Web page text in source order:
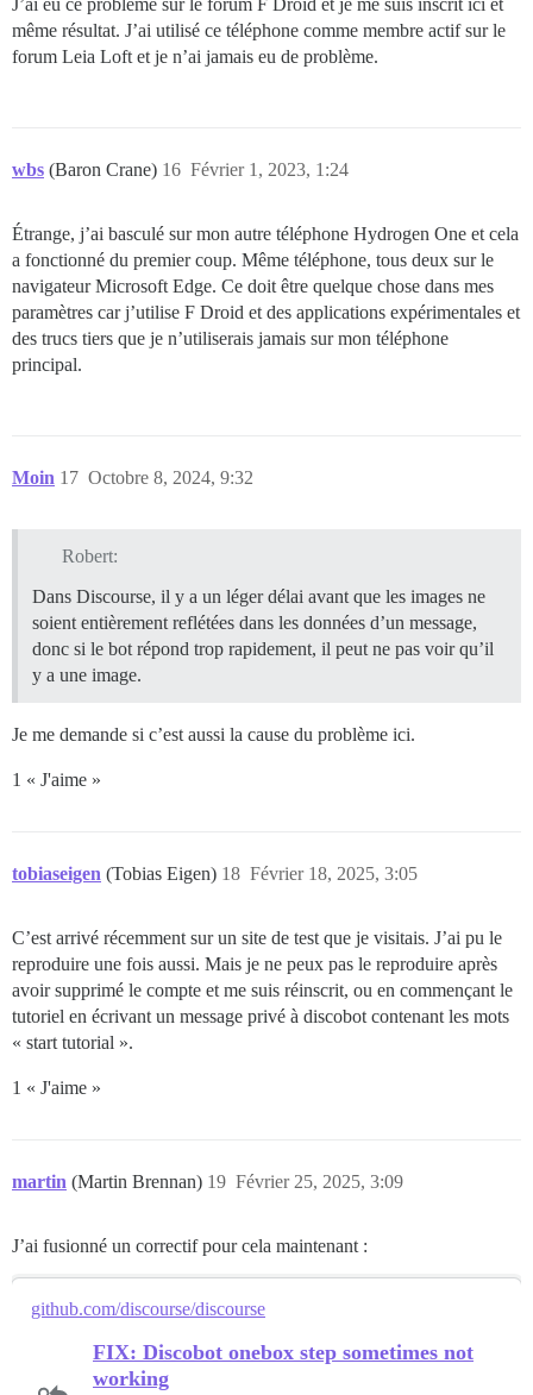
même résultat. J’ai utilisé ce téléphone comme membre actif sur le
forum Leia Loft et je n’ai jamais eu de problème.
wbs (Baron Crane) Février 1, 2023, 1:24
16
Étrange, j’ai basculé sur mon autre téléphone Hydrogen One et cela
a fonctionné du premier coup. Même téléphone, tous deux sur le
navigateur Microsoft Edge. Ce doit être quelque chose dans mes
paramètres car j’utilise F Droid et des applications expérimentales et
des trucs tiers que je n’utiliserais jamais sur mon téléphone
principal.
Moin Octobre 8, 2024, 9:32
17
Robert:
Dans Discourse, il y a un léger délai avant que les images ne
soient entièrement reflétées dans les données d’un message,
donc si le bot répond trop rapidement, il peut ne pas voir qu’il
y a une image.
Je me demande si c’est aussi la cause du problème ici.
1 « J'aime »
tobiaseigen (Tobias Eigen) Février 18, 2025, 3:05
18
C’est arrivé récemment sur un site de test que je visitais. J’ai pu le
reproduire une fois aussi. Mais je ne peux pas le reproduire après
avoir supprimé le compte et me suis réinscrit, ou en commençant le
tutoriel en écrivant un message privé à discobot contenant les mots
« start tutorial ».
1 « J'aime »
martin (Martin Brennan) Février 25, 2025, 3:09
19
J’ai fusionné un correctif pour cela maintenant :
github.com/discourse/discourse
FIX: Discobot onebox step sometimes not
working